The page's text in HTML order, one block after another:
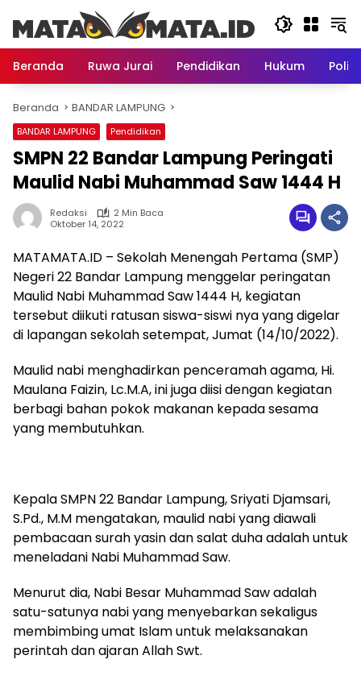
konten
Beranda
Ruwa Jurai Pendidikan Hukum
Beranda BANDAR LAMPUNG
BANDAR LAMPUNG Pendidikan
SMPN 22 Bandar Lampung Peringati
Maulid Nabi Muhammad Saw 1444 H
Redaksi
2 Min Baca
Oktober 14, 2022
MATAMATA.ID – Sekolah Menengah Pertama (SMP)
Negeri 22 Bandar Lampung menggelar peringatan
Maulid Nabi Muhammad Saw 1444 H, kegiatan
tersebut diikuti ratusan siswa-siswi nya yang digelar
di lapangan sekolah setempat, Jumat (14/10/2022).
Maulid nabi menghadirkan penceramah agama, Hi.
Maulana Faizin, Lc.M.A, ini juga diisi dengan kegiatan
berbagi bahan pokok makanan kepada sesama
yang membutuhkan.
Kepala SMPN 22 Bandar Lampung, Sriyati Djamsari,
S.Pd., M.M mengatakan, maulid nabi yang diawali
pembacaan surah yasin dan salat duha adalah untuk
meneladani Nabi Muhammad Saw.
Menurut dia, Nabi Besar Muhammad Saw adalah
satu-satunya nabi yang menyebarkan sekaligus
membimbing umat Islam untuk melaksanakan
perintah dan ajaran Allah Swt.